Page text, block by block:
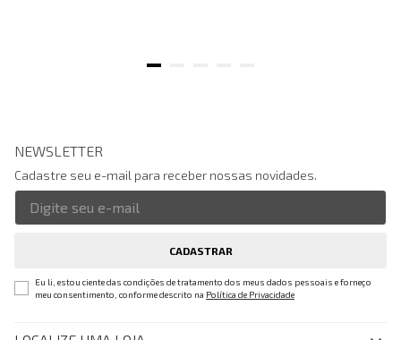
NEWSLETTER
Cadastre seu e-mail para receber nossas novidades.
CADASTRAR
Eu li, estou ciente das condições de tratamento dos meus dados pessoais e forneço
meu consentimento, conforme descrito na Política de Privacidade